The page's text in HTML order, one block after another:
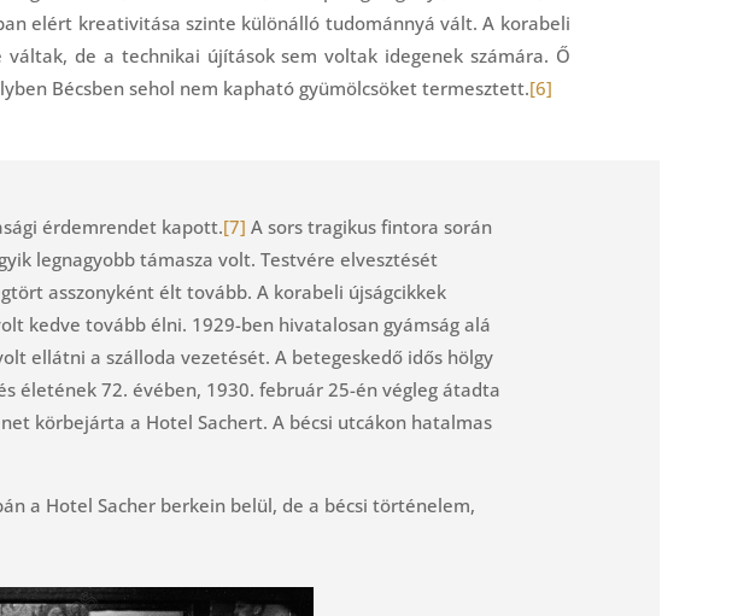
elért kreativitása szinte különálló tudománnyá vált. A korabeli
de a technikai újítások sem voltak idegenek számára. Ő
Bécsben sehol nem kapható gyümölcsöket termesztett.[6]
érdemrendet kapott.[7] A sors tragikus fintora során
legnagyobb támasza volt. Testvére elvesztését
asszonyként élt tovább. A korabeli újságcikkek
kedve tovább élni. 1929-ben hivatalosan gyámság alá
ellátni a szálloda vezetését. A betegeskedő idős hölgy
életének 72. évében, 1930. február 25-én végleg átadta
körbejárta a Hotel Sachert. A bécsi utcákon hatalmas
a Hotel Sacher berkein belül, de a bécsi történelem,